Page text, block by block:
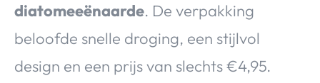
diatomeeënaarde. De verpakking
beloofde snelle droging, een stijlvol
design en een prijs van slechts €4,95.